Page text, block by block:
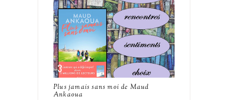
Plus jamais sans moi de Maud
Ankaoua